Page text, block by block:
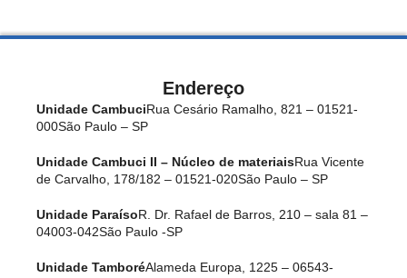
Endereço
Unidade CambuciRua Cesário Ramalho, 821 – 01521-
000São Paulo – SP
Unidade Cambuci II – Núcleo de materiaisRua Vicente
de Carvalho, 178/182 – 01521-020São Paulo – SP
Unidade ParaísoR. Dr. Rafael de Barros, 210 – sala 81 –
04003-042São Paulo -SP
Unidade TamboréAlameda Europa, 1225 – 06543-